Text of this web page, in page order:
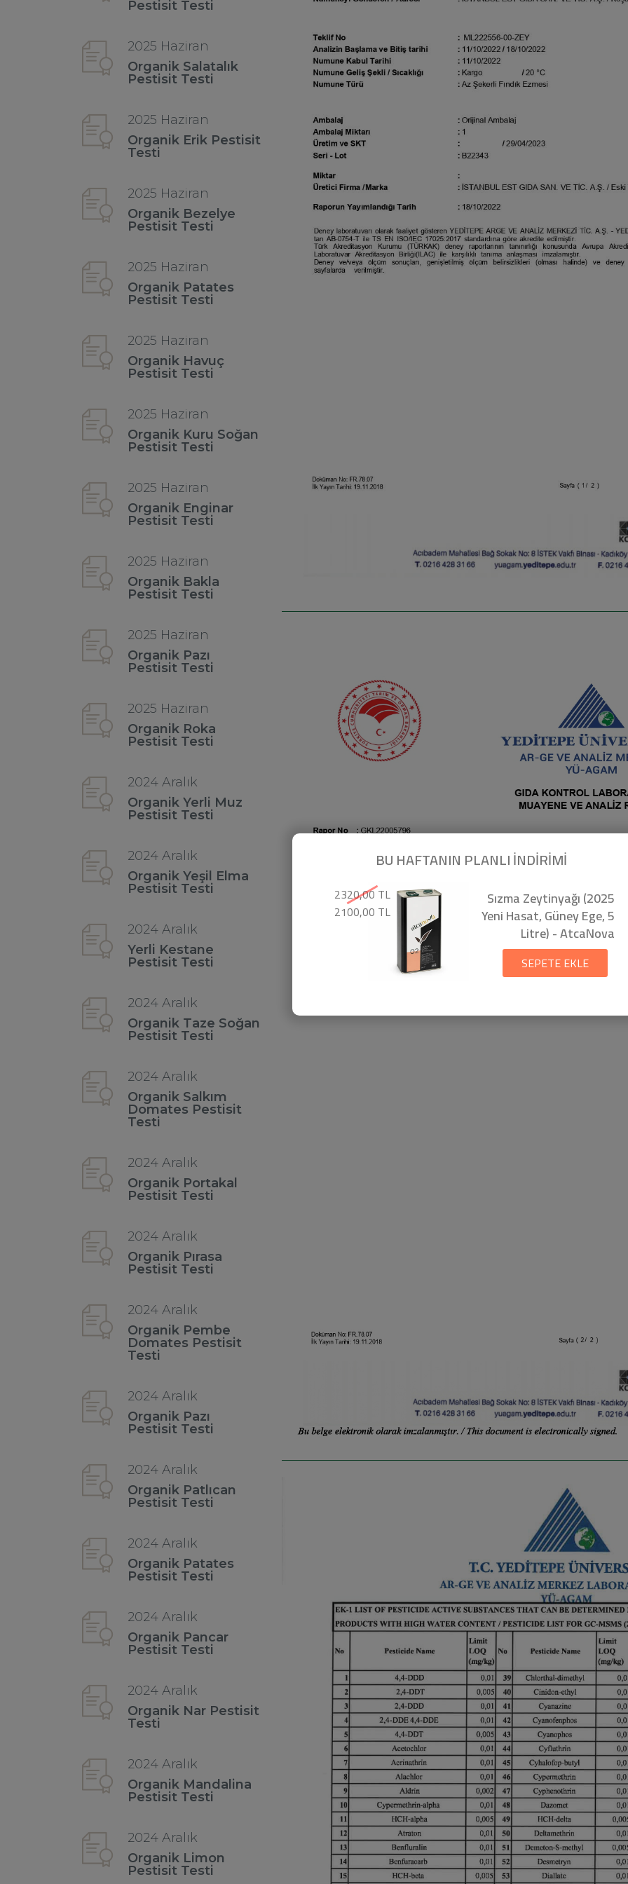
Pestisit Testi
2025 Haziran
Organik Salatalık
Pestisit Testi
2025 Haziran
Organik Erik Pestisit
Testi
2025 Haziran
Organik Bezelye
Pestisit Testi
2025 Haziran
Organik Patates
Pestisit Testi
2025 Haziran
Organik Havuç
Pestisit Testi
2025 Haziran
Organik Kuru Soğan
Pestisit Testi
2025 Haziran
Organik Enginar
Pestisit Testi
2025 Haziran
Organik Bakla
Pestisit Testi
2025 Haziran
Organik Pazı
Pestisit Testi
2025 Haziran
Organik Roka
Pestisit Testi
2024 Aralık
Organik Yerli Muz
Pestisit Testi
2024 Aralık
Organik Yeşil Elma
Pestisit Testi
2024 Aralık
Yerli Kestane
Pestisit Testi
2024 Aralık
Organik Taze Soğan
Pestisit Testi
2024 Aralık
Organik Salkım
Domates Pestisit
Testi
2024 Aralık
Organik Portakal
Pestisit Testi
2024 Aralık
Organik Pırasa
Pestisit Testi
2024 Aralık
Organik Pembe
Domates Pestisit
Testi
2024 Aralık
Organik Pazı
Pestisit Testi
2024 Aralık
Organik Patlıcan
Pestisit Testi
2024 Aralık
Organik Patates
Pestisit Testi
2024 Aralık
Organik Pancar
Pestisit Testi
2024 Aralık
Organik Nar Pestisit
Testi
2024 Aralık
Organik Mandalina
Pestisit Testi
2024 Aralık
Organik Limon
Pestisit Testi
BU HAFTANIN PLANLI İNDİRİMİ
2320,00 TL
2100,00 TL
Sızma Zeytinyağı (2025
Yeni Hasat, Güney Ege, 5
Litre) - AtcaNova
SEPETE EKLE